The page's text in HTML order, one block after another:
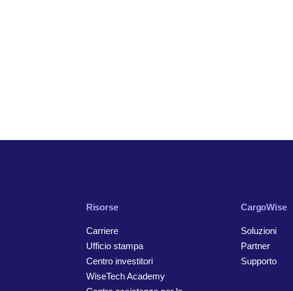
Risorse
Carriere
Ufficio stampa
Centro investitori
WiseTech Academy
CargoWise
Soluzioni
Partner
Supporto